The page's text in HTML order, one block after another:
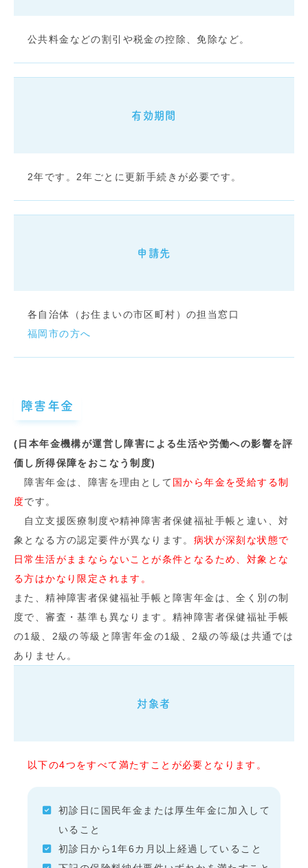
公共料金などの割引や税金の控除、免除など。
有効期間
2年です。2年ごとに更新手続きが必要です。
申請先
各自治体（お住まいの市区町村）の担当窓口
福岡市の方へ
障害年金
(日本年金機構が運営し障害による生活や労働への影響を評
価し所得保障をおこなう制度)
障害年金は、障害を理由として 国から年金を受給する制
度です。
自立支援医療制度や精神障害者保健福祉手帳と違い、対
象となる方の認定要件が異なります。 病状が深刻な状態で
日常生活がままならないことが条件となるため、対象とな
る方はかなり限定されます。
また、精神障害者保健福祉手帳と障害年金は、全く別の制
度で、審査・基準も異なります。精神障害者保健福祉手帳
の1級、2級の等級と障害年金の1級、2級の等級は共通では
ありません。
対象者
以下の4つをすべて満たすことが必要となります。
初診日に国民年金または厚生年金に加入して
いること
初診日から1年6カ月以上経過していること